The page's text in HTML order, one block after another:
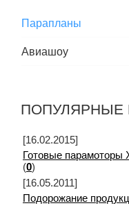
Парапланы
Авиашоу
ПОПУЛЯРНЫЕ
[16.02.2015]
Готовые парамоторы
(0)
[16.05.2011]
Подорожание